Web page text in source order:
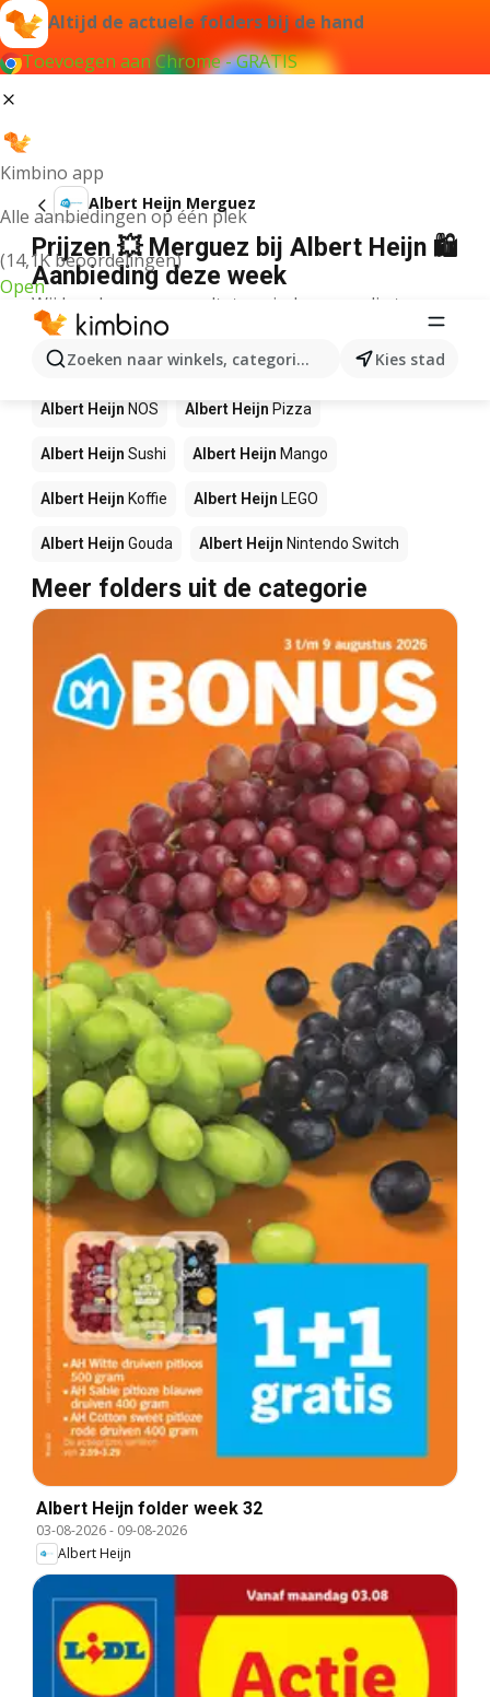
Altijd de actuele folders bij de hand
Toevoegen aan Chrome - GRATIS
Kimbino app
Alle aanbiedingen op één plek
(14,1K beoordelingen)
Open
Zoeken naar winkels, categorieën, producten...
Kies stad
Albert Heijn Merguez
Prijzen 💥 Merguez bij Albert Heijn 🛍️
Aanbieding deze week
Wij konden geen resultaten vinden voor die term.
Andere producten in winkels Albert
Heijn
Albert Heijn NOS Albert Heijn Pizza
Albert Heijn Sushi Albert Heijn Mango
Albert Heijn Koffie Albert Heijn LEGO
Albert Heijn Gouda Albert Heijn Nintendo Switch
Meer folders uit de categorie
Albert Heijn folder week 32
03-08-2026- 09-08-2026
Albert Heijn